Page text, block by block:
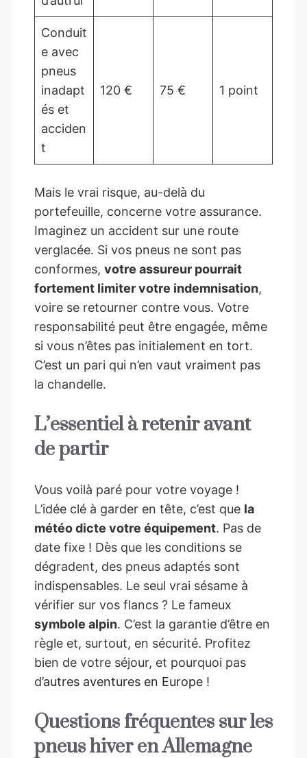
Conduit
e avec
pneus
inadapt
és et
acciden
t
120 € 75 € 1 point
Mais le vrai risque, au-delà du
portefeuille, concerne votre assurance.
Imaginez un accident sur une route
verglacée. Si vos pneus ne sont pas
conformes, votre assureur pourrait
fortement limiter votre indemnisation,
voire se retourner contre vous. Votre
responsabilité peut être engagée, même
si vous n’êtes pas initialement en tort.
C’est un pari qui n’en vaut vraiment pas
la chandelle.
L’essentiel à retenir avant
de partir
Vous voilà paré pour votre voyage !
L’idée clé à garder en tête, c’est que la
météo dicte votre équipement. Pas de
date fixe ! Dès que les conditions se
dégradent, des pneus adaptés sont
indispensables. Le seul vrai sésame à
vérifier sur vos flancs ? Le fameux
symbole alpin. C’est la garantie d’être en
règle et, surtout, en sécurité. Profitez
bien de votre séjour, et pourquoi pas
d’autres aventures en Europe !
Questions fréquentes sur les
pneus hiver en Allemagne